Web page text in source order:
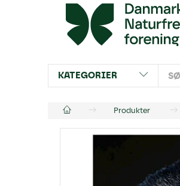
KATEGORIER
Produkter